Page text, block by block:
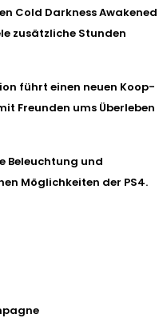
Cold Darkness Awakened
zusätzliche Stunden
führt einen neuen Koop-
Freunden ums Überleben
Beleuchtung und
Möglichkeiten der PS4.